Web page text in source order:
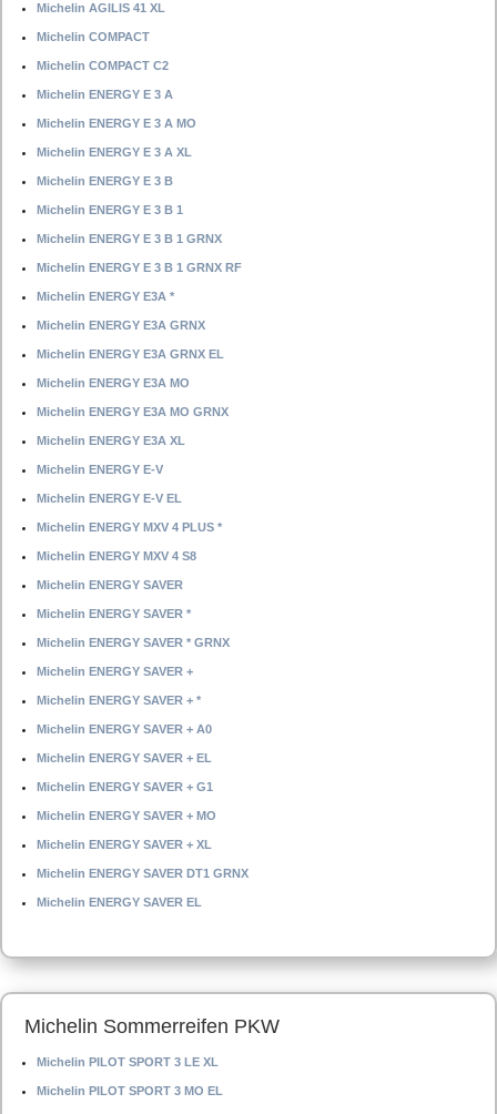
Michelin AGILIS 41 XL
Michelin COMPACT
Michelin COMPACT C2
Michelin ENERGY E 3 A
Michelin ENERGY E 3 A MO
Michelin ENERGY E 3 A XL
Michelin ENERGY E 3 B
Michelin ENERGY E 3 B 1
Michelin ENERGY E 3 B 1 GRNX
Michelin ENERGY E 3 B 1 GRNX RF
Michelin ENERGY E3A *
Michelin ENERGY E3A GRNX
Michelin ENERGY E3A GRNX EL
Michelin ENERGY E3A MO
Michelin ENERGY E3A MO GRNX
Michelin ENERGY E3A XL
Michelin ENERGY E-V
Michelin ENERGY E-V EL
Michelin ENERGY MXV 4 PLUS *
Michelin ENERGY MXV 4 S8
Michelin ENERGY SAVER
Michelin ENERGY SAVER *
Michelin ENERGY SAVER * GRNX
Michelin ENERGY SAVER +
Michelin ENERGY SAVER + *
Michelin ENERGY SAVER + A0
Michelin ENERGY SAVER + EL
Michelin ENERGY SAVER + G1
Michelin ENERGY SAVER + MO
Michelin ENERGY SAVER + XL
Michelin ENERGY SAVER DT1 GRNX
Michelin ENERGY SAVER EL
Michelin Sommerreifen PKW
Michelin PILOT SPORT 3 LE XL
Michelin PILOT SPORT 3 MO EL